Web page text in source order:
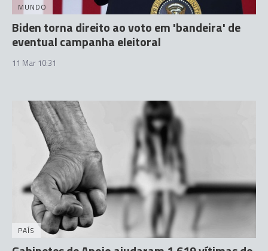
MUNDO
Biden torna direito ao voto em 'bandeira' de
eventual campanha eleitoral
11 Mar 10:31
PAÍS